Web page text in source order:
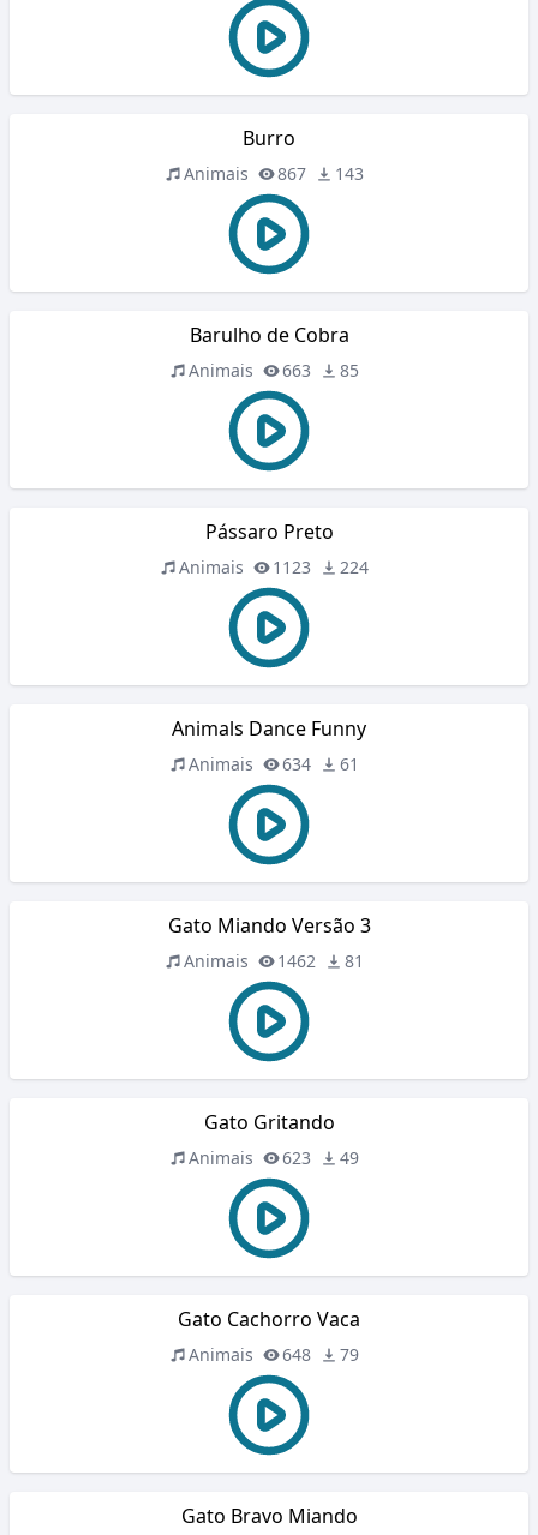
Burro
Animais 867 143
Barulho de Cobra
Animais 663 85
Pássaro Preto
Animais 1123 224
Animals Dance Funny
Animais 634 61
Gato Miando Versão 3
Animais 1462 81
Gato Gritando
Animais 623 49
Gato Cachorro Vaca
Animais 648 79
Gato Bravo Miando